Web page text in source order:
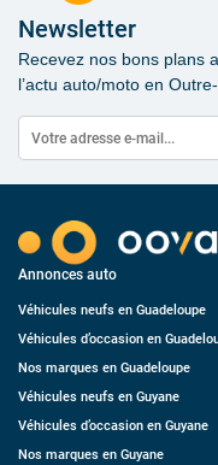
Newsletter
Recevez nos bons plans
l’actu auto/moto en
Annonces auto
Véhicules neufs en Guadeloupe
Véhicules d’occasion en
Nos marques en Guadeloupe
Véhicules neufs en Guyane
Véhicules d’occasion en Guyane
Nos marques en Guyane